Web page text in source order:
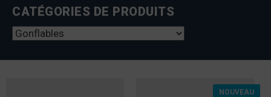
CATÉGORIES DE PRODUITS
NOUVEAU